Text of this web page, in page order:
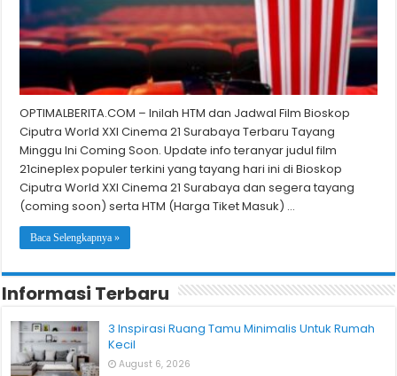
OPTIMALBERITA.COM – Inilah HTM dan Jadwal Film Bioskop
Ciputra World XXI Cinema 21 Surabaya Terbaru Tayang
Minggu Ini Coming Soon. Update info teranyar judul film
21cineplex populer terkini yang tayang hari ini di Bioskop
Ciputra World XXI Cinema 21 Surabaya dan segera tayang
(coming soon) serta HTM (Harga Tiket Masuk) …
Baca Selengkapnya »
Informasi Terbaru
3 Inspirasi Ruang Tamu Minimalis Untuk Rumah
Kecil
August 6, 2026